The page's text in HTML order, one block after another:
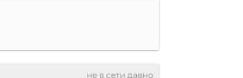
не в сети давно